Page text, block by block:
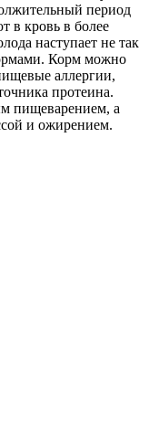
период
в кровь в более
наступает не так
Корм можно
аллергии,
протеина.
пищеварением, а
и ожирением.